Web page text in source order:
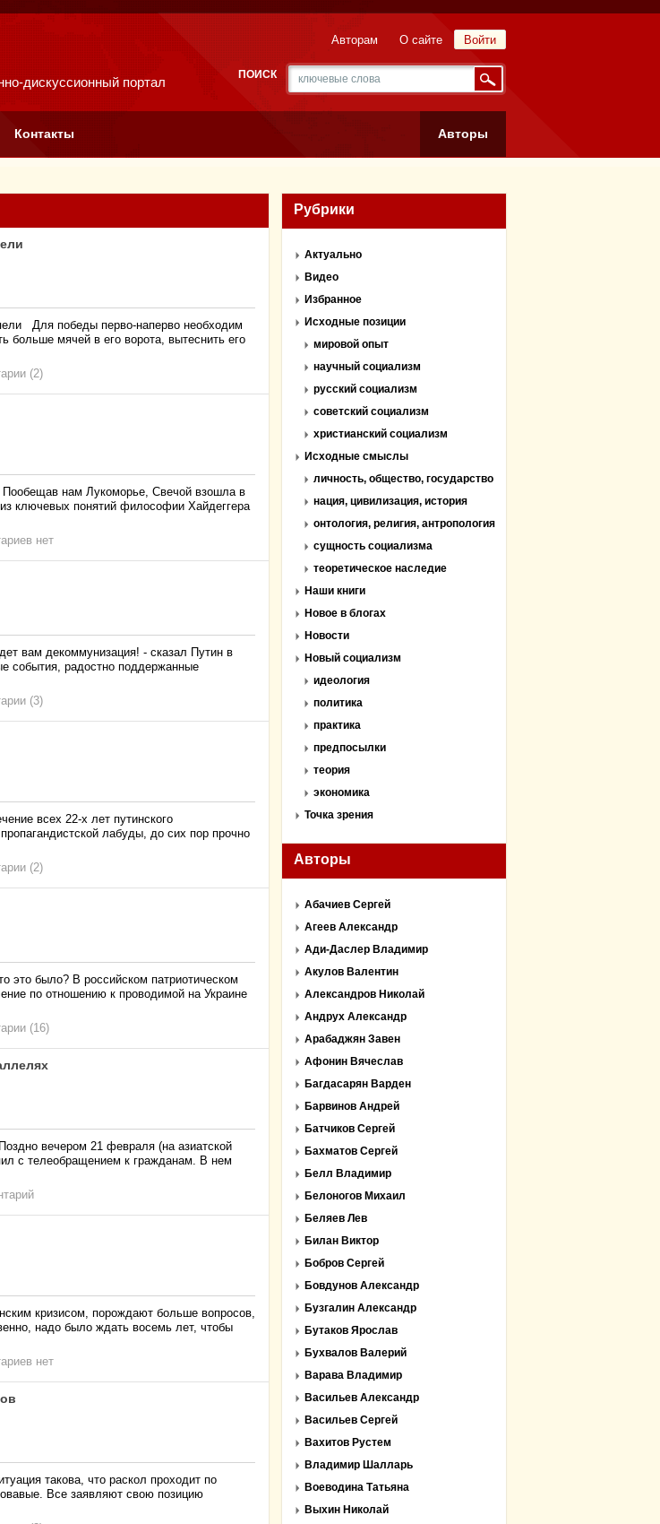
дискуссионный портал
Войти
Авторам О сайте
ПОИСК
Контакты Авторы
Для победы перво-наперво необходим
больше мячей в его ворота, вытеснить его
(2)
Пообещав нам Лукоморье, Свечой взошла в
ключевых понятий философии Хайдеггера
нет
вам декоммунизация! - сказал Путин в
события, радостно поддержанные
(3)
всех 22-х лет путинского
лабуды, до сих пор прочно
(2)
это было? В российском патриотическом
по отношению к проводимой на Украине
(16)
вечером 21 февраля (на азиатской
с телеобращением к гражданам. В нем
кризисом, порождают больше вопросов,
надо было ждать восемь лет, чтобы
нет
такова, что раскол проходит по
Все заявляют свою позицию
Рубрики
Актуально
Видео
Избранное
Исходные позиции
мировой опыт
научный социализм
русский социализм
советский социализм
христианский социализм
Исходные смыслы
личность, общество, государство
нация, цивилизация, история
онтология, религия, антропология
сущность социализма
теоретическое наследие
Наши книги
Новое в блогах
Новости
Новый социализм
идеология
политика
практика
предпосылки
теория
экономика
Точка зрения
Авторы
Абачиев Сергей
Агеев Александр
Ади-Даслер Владимир
Акулов Валентин
Александров Николай
Андрух Александр
Арабаджян Завен
Афонин Вячеслав
Багдасарян Варден
Барвинов Андрей
Батчиков Сергей
Бахматов Сергей
Белл Владимир
Белоногов Михаил
Беляев Лев
Билан Виктор
Бобров Сергей
Бовдунов Александр
Бузгалин Александр
Бутаков Ярослав
Бухвалов Валерий
Варава Владимир
Васильев Александр
Васильев Сергей
Вахитов Рустем
Владимир Шалларь
Воеводина Татьяна
Выхин Николай